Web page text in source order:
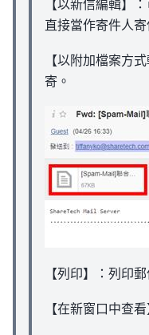
【以新信編輯】
直接當作寄件人寄
【以附加檔案方
寄。
【列印】：列印
【在新窗口中查